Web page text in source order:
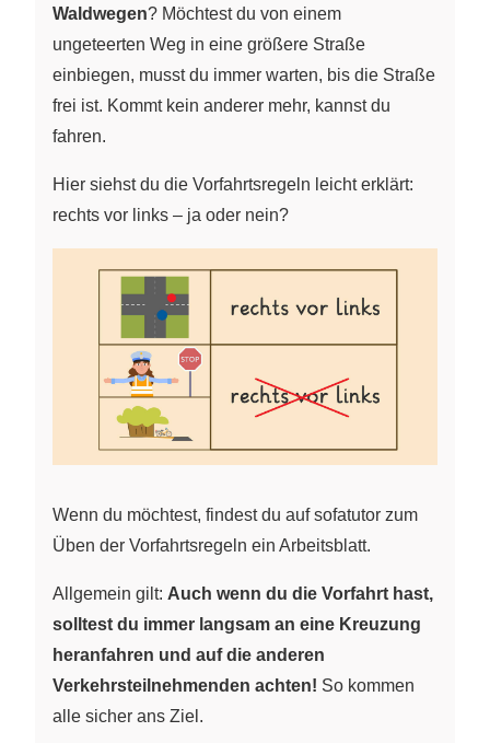
Waldwegen? Möchtest du von einem
ungeteerten Weg in eine größere Straße
einbiegen, musst du immer warten, bis die Straße
frei ist. Kommt kein anderer mehr, kannst du
fahren.
Hier siehst du die Vorfahrtsregeln leicht erklärt:
rechts vor links – ja oder nein?
Wenn du möchtest, findest du auf sofatutor zum
Üben der Vorfahrtsregeln ein Arbeitsblatt.
Allgemein gilt: Auch wenn du die Vorfahrt hast,
solltest du immer langsam an eine Kreuzung
heranfahren und auf die anderen
Verkehrsteilnehmenden achten! So kommen
alle sicher ans Ziel.